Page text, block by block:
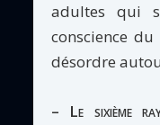
adultes qui
conscience
désordre
– Le sixième